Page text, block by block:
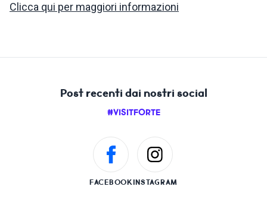
Clicca qui per maggiori informazioni
Post recenti dai nostri social
#VISITFORTE
FACEBOOKINSTAGRAM